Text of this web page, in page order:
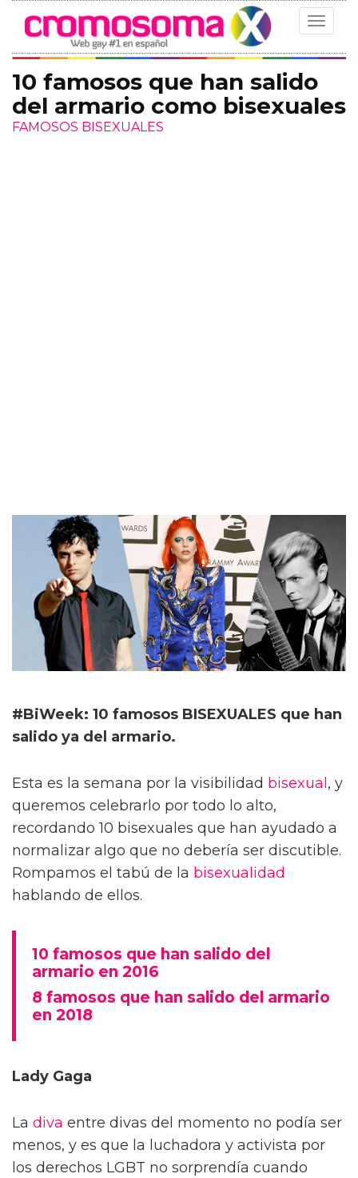
Toggle
10 famosos que han salido
del armario como bisexuales
FAMOSOS BISEXUALES
#BiWeek: 10 famosos BISEXUALES que han
salido ya del armario.
Esta es la semana por la visibilidad bisexual , y
queremos celebrarlo por todo lo alto,
recordando 10 bisexuales que han ayudado a
normalizar algo que no debería ser discutible.
Rompamos el tabú de la bisexualidad
hablando de ellos.
10 famosos que han salido del
armario en 2016
8 famosos que han salido del armario
en 2018
Lady Gaga
La diva entre divas del momento no podía ser
menos, y es que la luchadora y activista por
los derechos LGBT no sorprendía cuando